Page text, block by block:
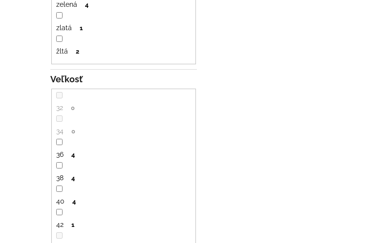
zelená 4
zlatá 1
žltá 2
Veľkosť
32 0
34 0
36 4
38 4
40 4
42 1